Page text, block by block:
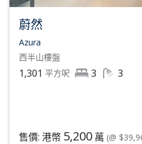
蔚然
Azura
西半山樓盤
1,301 平方呎 3 3
售價: 港幣 5,200 萬 (@